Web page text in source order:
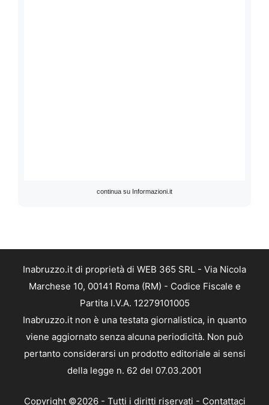
continua su Informazioni.it
Inabruzzo.it di proprietà di WEB 365 SRL - Via Nicola
Marchese 10, 00141 Roma (RM) - Codice Fiscale e
Partita I.V.A. 12279101005
Inabruzzo.it non è una testata giornalistica, in quanto
viene aggiornato senza alcuna periodicità. Non può
pertanto considerarsi un prodotto editoriale ai sensi
della legge n. 62 del 07.03.2001
Copyright ©2026 - Tutti i diritti riservati - Contattaci